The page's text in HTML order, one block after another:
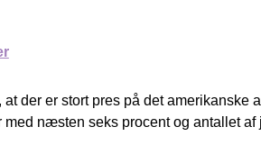
at der er stort pres på det amerikanske
med næsten seks procent og antallet